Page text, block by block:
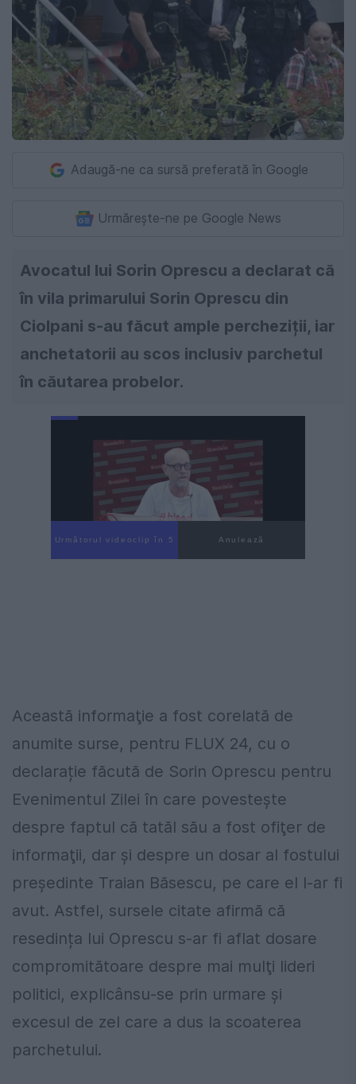
Adaugă-ne ca sursă preferată în Google
Urmărește-ne pe Google News
Avocatul lui Sorin Oprescu a declarat că
în vila primarului Sorin Oprescu din
Ciolpani s-au făcut ample percheziții, iar
anchetatorii au scos inclusiv parchetul
în căutarea probelor.
Următorul videoclip în 4 Anulează
Această informaţie a fost corelată de
anumite surse, pentru FLUX 24, cu o
declarație făcută de Sorin Oprescu pentru
Evenimentul Zilei în care povesteşte
despre faptul că tatăl său a fost ofiţer de
informaţii, dar şi despre un dosar al fostului
preşedinte Traian Băsescu, pe care el l-ar fi
avut. Astfel, sursele citate afirmă că
resedința lui Oprescu s-ar fi aflat dosare
compromitătoare despre mai mulţi lideri
politici, explicânsu-se prin urmare şi
excesul de zel care a dus la scoaterea
parchetului.